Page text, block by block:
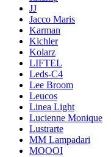
JJ
Jacco Maris
Karman
Kichler
Kolarz
LIFTEL
Leds-C4
Lee Broom
Leucos
Linea Light
Lucienne Monique
Lustrarte
MM Lampadari
MOOOI